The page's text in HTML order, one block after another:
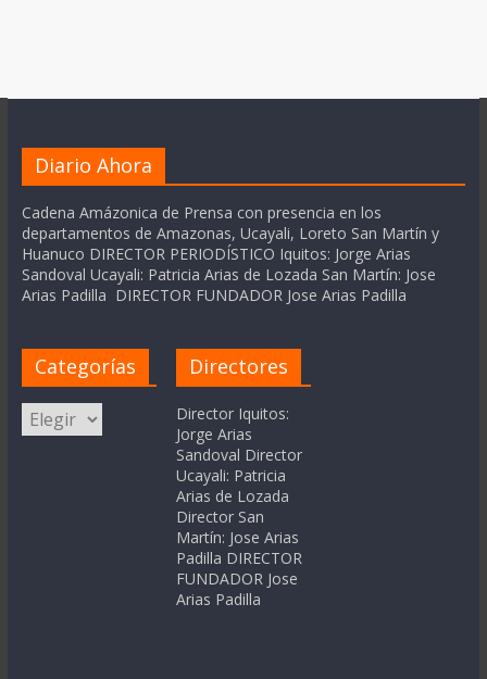
Diario Ahora
Cadena Amázonica de Prensa con presencia en los
departamentos de Amazonas, Ucayali, Loreto San Martín y
Huanuco DIRECTOR PERIODÍSTICO Iquitos: Jorge Arias
Sandoval Ucayali: Patricia Arias de Lozada San Martín: Jose
Arias Padilla DIRECTOR FUNDADOR Jose Arias Padilla
Categorías
Categorías
Directores
Director Iquitos:
Jorge Arias
Sandoval Director
Ucayali: Patricia
Arias de Lozada
Director San
Martín: Jose Arias
Padilla DIRECTOR
FUNDADOR Jose
Arias Padilla